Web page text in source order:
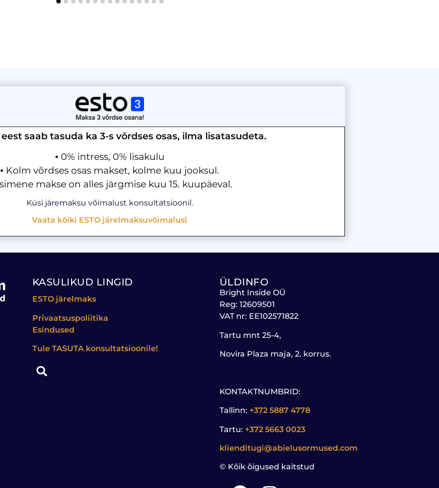
saab tasuda ka 3-s võrdses osas, ilma lisatasudeta.
⦁ 0% intress, 0% lisakulu
⦁ Kolm võrdses osas makset, kolme kuu jooksul.
makse on alles järgmise kuu 15. kuupäeval.
Küsi järemaksu võimalust konsultatsioonil.
Vaata kõiki ESTO järelmaksuvõimalusi
KASULIKUD LINGID
ESTO järelmaks
Privaatsuspoliitika
Esindused
Tule TASUTAkonsultatsioonile!
ÜLDINFO
Bright Inside OÜ
Reg: 12609501
VAT nr: EE102571822
Tartu mnt 25-4,
Novira Plaza maja, 2. korrus.
KONTAKTNUMBRID:
Tallinn: +372 5887 4778
Tartu: +372 5663 0023
klienditugi@abielusormused.com
© Kõik õigused kaitstud